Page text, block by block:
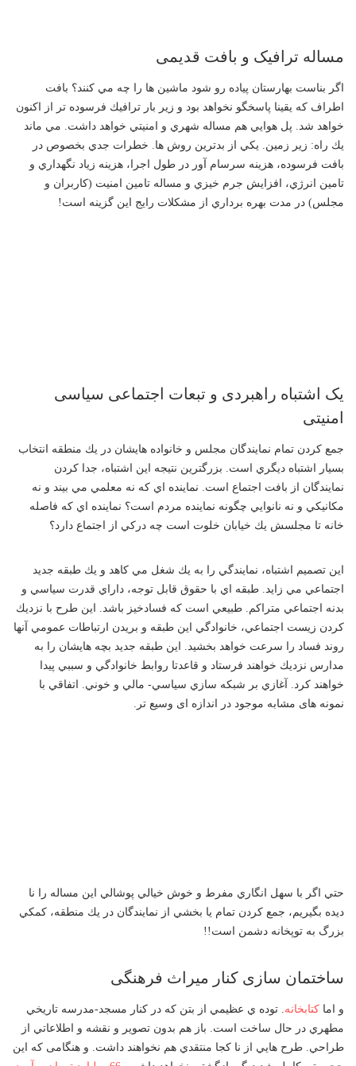
مساله ترافیک و بافت قدیمی
اگر بناست بهارستان پياده رو شود ماشين ها را چه مي كنند؟ بافت
اطراف كه يقينا پاسخگو نخواهد بود و زير بار ترافيك فرسوده تر از اكنون
خواهد شد. پل هوايي هم مساله شهري و امنيتي خواهد داشت. مي ماند
يك راه: زير زمين. يكي از بدترين روش ها. خطرات جدي بخصوص در
بافت فرسوده، هزينه سرسام آور در طول اجرا، هزينه زياد نگهداري و
تامين انرژي، افزايش جرم خيزي و مساله تامين امنيت (كاربران و
مجلس) در مدت بهره برداري از مشكلات رايج اين گزينه است!
یک اشتباه راهبردی و تبعات اجتماعی سیاسی
امنیتی
جمع كردن تمام نمايندگان مجلس و خانواده هايشان در يك منطقه انتخاب
بسيار اشتباه ديگري است. بزرگترين نتيجه اين اشتباه، جدا كردن
نمايندگان از بافت اجتماع است. نماينده اي كه نه معلمي مي بيند و نه
مكانيكي و نه نانوايي چگونه نماينده مردم است؟ نماينده اي كه فاصله
خانه تا مجلسش يك خيابان خلوت است چه دركي از اجتماع دارد؟
اين تصميم اشتباه، نمايندگي را به يك شغل مي كاهد و يك طبقه جديد
اجتماعي مي زايد. طبقه اي با حقوق قابل توجه، داراي قدرت سياسي و
بدنه اجتماعي متراكم. طبيعي است كه فسادخيز باشد. اين طرح با نزديك
كردن زيست اجتماعي، خانوادگي اين طبقه و بريدن ارتباطات عمومي آنها
روند فساد را سرعت خواهد بخشيد. اين طبقه جديد بچه هايشان را به
مدارس نزديك خواهند فرستاد و قاعدتا روابط خانوادگي و سببي پيدا
خواهند كرد. آغازي بر شبكه سازي سياسي- مالي و خوني. اتفاقي با
نمونه های مشابه موجود در اندازه ای وسیع تر.
حتي اگر با سهل انگاري مفرط و خوش خيالي پوشالي اين مساله را نا
ديده بگيريم، جمع كردن تمام يا بخشي از نمايندگان در يك منطقه، كمكي
بزرگ به توپخانه دشمن است!!
ساختمان سازی کنار میراث فرهنگی
و اما كتابخانه . توده ي عظيمي از بتن كه در كنار مسجد-مدرسه تاريخي
مطهري در حال ساخت است. باز هم بدون تصوير و نقشه و اطلاعاتي از
طراحي. طرح هايي از نا كجا منتقدي هم نخواهند داشت. و هنگامی که اين